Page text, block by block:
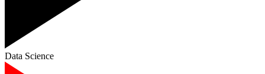
Data Science